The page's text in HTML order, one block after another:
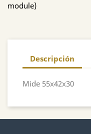
module)
Descripción
Mide 55x42x30